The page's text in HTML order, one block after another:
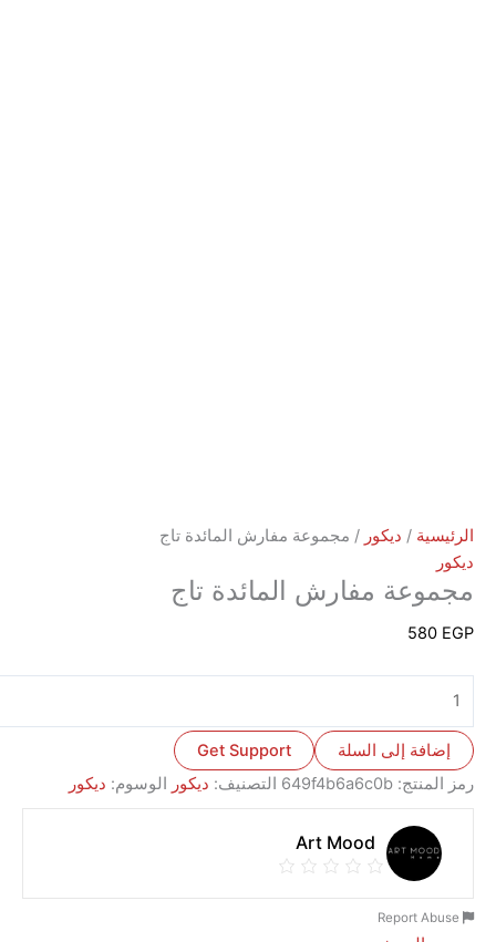
/ديكور/ مجموعة مفارش المائدة تاج
مفارش المائدة تاج
إلى السلة
Get Support
649f4b6a6c0b التصنيف: ديكور الوسوم: ديكور
Art Mood